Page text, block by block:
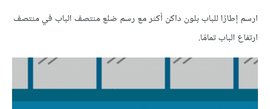
ارسم إطارًا للباب بلون داكن أكثر مع رسم ضلع منتصف الباب في منتصف
ارتفاع الباب تمامًا.